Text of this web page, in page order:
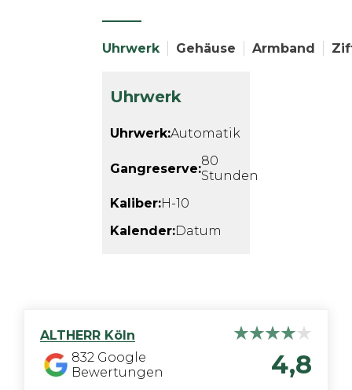
Uhrwerk Gehäuse Armband
Uhrwerk
Uhrwerk:Automatik
Gangreserve:80
Stunden
Kaliber:H-10
Kalender:Datum
ALTHERR Köln
832 Google
Bewertungen
4,8